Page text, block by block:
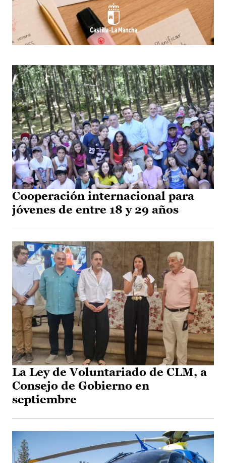
Cooperación internacional para
jóvenes de entre 18 y 29 años
La Ley de Voluntariado de CLM, a
Consejo de Gobierno en
septiembre